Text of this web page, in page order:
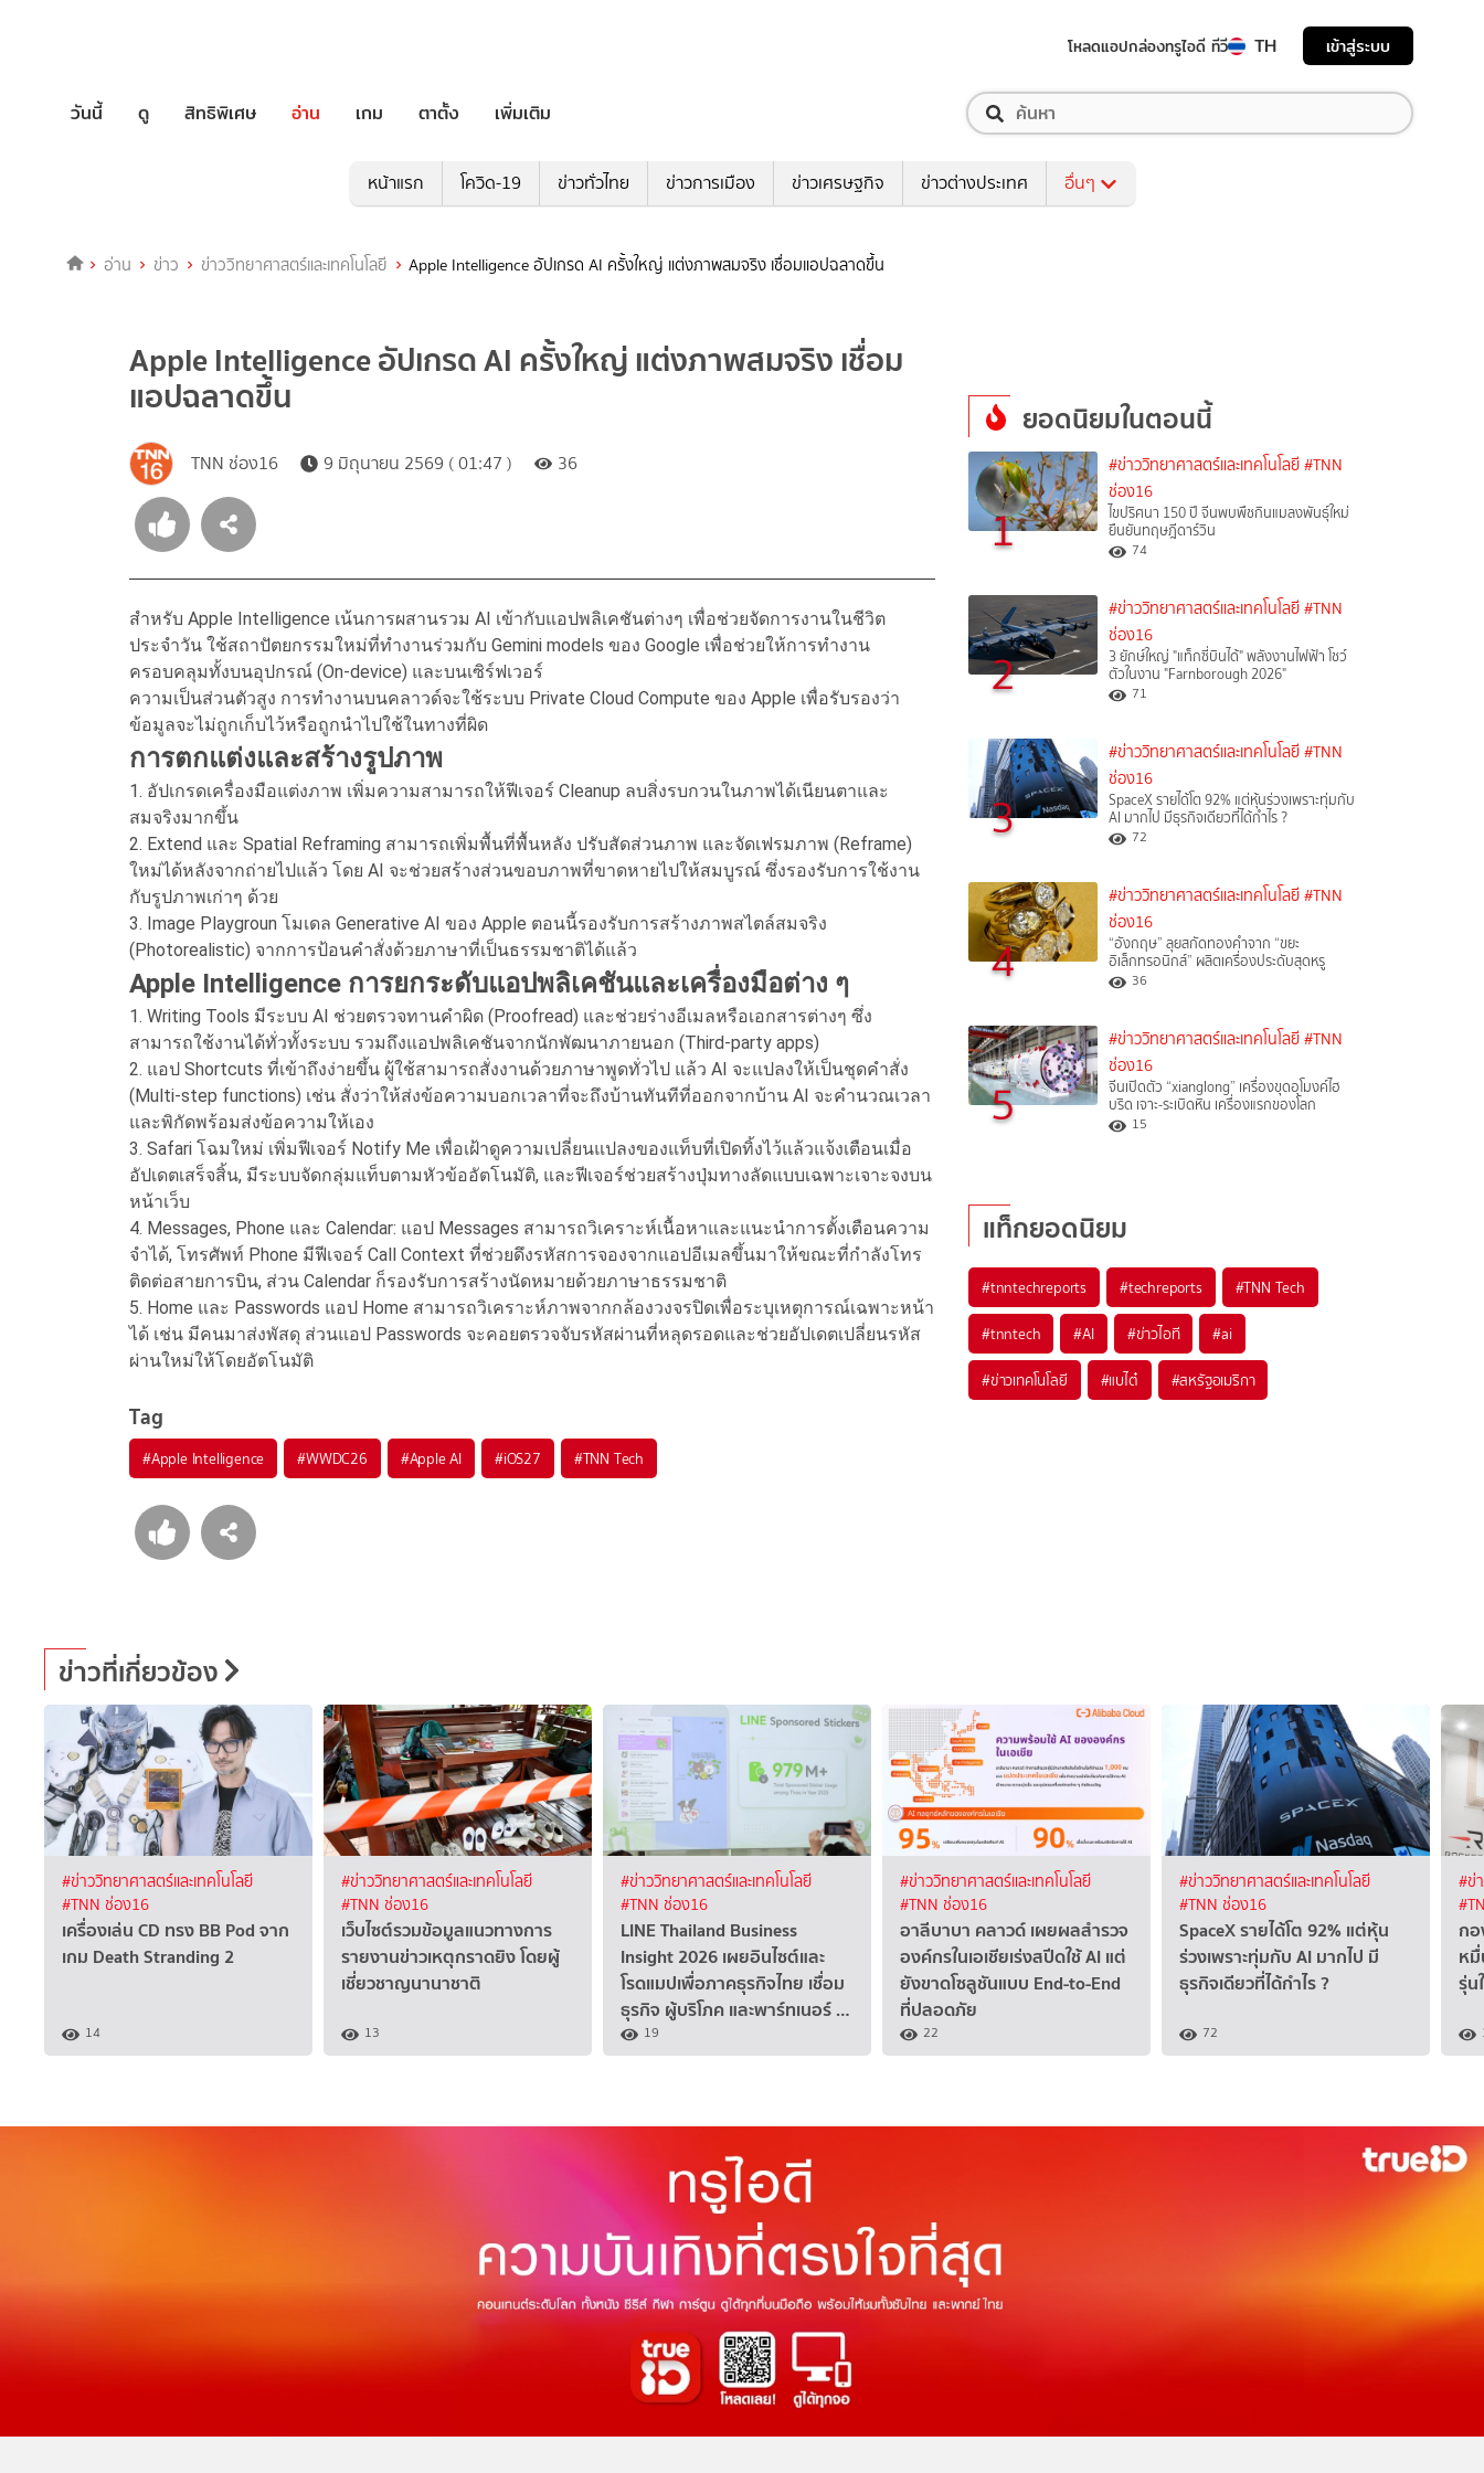
โหลดแอปกล่องทรูไอดี ทีวี TH เข้าสู่ระบบ
วันนี้ ดู สิทธิพิเศษ อ่าน เกม ตาตั้ง เพิ่มเติม
หน้าแรก โควิด-19 ข่าวทั่วไทย ข่าวการเมือง ข่าวเศรษฐกิจ ข่าวต่างประเทศ อื่นๆ
อ่าน ข่าว ข่าววิทยาศาสตร์และเทคโนโลยี Apple Intelligence อัปเกรด AI ครั้งใหญ่ แต่งภาพสมจริง เชื่อมแอปฉลาดขึ้น
Apple Intelligence อัปเกรด AI ครั้งใหญ่ แต่งภาพสมจริง เชื่อม
แอปฉลาดขึ้น
TNN ช่อง16 9 มิถุนายน 2569 ( 01:47 ) 36
สำหรับ Apple Intelligence เน้นการผสานรวม AI เข้ากับแอปพลิเคชันต่างๆ เพื่อช่วยจัดการงานในชีวิต
ประจำวัน ใช้สถาปัตยกรรมใหม่ที่ทำงานร่วมกับ Gemini models ของ Google เพื่อช่วยให้การทำงาน
ครอบคลุมทั้งบนอุปกรณ์ (On-device) และบนเซิร์ฟเวอร์
ความเป็นส่วนตัวสูง การทำงานบนคลาวด์จะใช้ระบบ Private Cloud Compute ของ Apple เพื่อรับรองว่า
ข้อมูลจะไม่ถูกเก็บไว้หรือถูกนำไปใช้ในทางที่ผิด
การตกแต่งและสร้างรูปภาพ
1. อัปเกรดเครื่องมือแต่งภาพ เพิ่มความสามารถให้ฟีเจอร์ Cleanup ลบสิ่งรบกวนในภาพได้เนียนตาและ
สมจริงมากขึ้น
2. Extend และ Spatial Reframing สามารถเพิ่มพื้นที่พื้นหลัง ปรับสัดส่วนภาพ และจัดเฟรมภาพ (Reframe)
ใหม่ได้หลังจากถ่ายไปแล้ว โดย AI จะช่วยสร้างส่วนขอบภาพที่ขาดหายไปให้สมบูรณ์ ซึ่งรองรับการใช้งาน
กับรูปภาพเก่าๆ ด้วย
3. Image Playgroun โมเดล Generative AI ของ Apple ตอนนี้รองรับการสร้างภาพสไตล์สมจริง
(Photorealistic) จากการป้อนคำสั่งด้วยภาษาที่เป็นธรรมชาติได้แล้ว
Apple Intelligence การยกระดับแอปพลิเคชันและเครื่องมือต่าง ๆ
1. Writing Tools มีระบบ AI ช่วยตรวจทานคำผิด (Proofread) และช่วยร่างอีเมลหรือเอกสารต่างๆ ซึ่ง
สามารถใช้งานได้ทั่วทั้งระบบ รวมถึงแอปพลิเคชันจากนักพัฒนาภายนอก (Third-party apps)
2. แอป Shortcuts ที่เข้าถึงง่ายขึ้น ผู้ใช้สามารถสั่งงานด้วยภาษาพูดทั่วไป แล้ว AI จะแปลงให้เป็นชุดคำสั่ง
(Multi-step functions) เช่น สั่งว่าให้ส่งข้อความบอกเวลาที่จะถึงบ้านทันทีที่ออกจากบ้าน AI จะคำนวณเวลา
และพิกัดพร้อมส่งข้อความให้เอง
3. Safari โฉมใหม่ เพิ่มฟีเจอร์ Notify Me เพื่อเฝ้าดูความเปลี่ยนแปลงของแท็บที่เปิดทิ้งไว้แล้วแจ้งเตือนเมื่อ
อัปเดตเสร็จสิ้น, มีระบบจัดกลุ่มแท็บตามหัวข้ออัตโนมัติ, และฟีเจอร์ช่วยสร้างปุ่มทางลัดแบบเฉพาะเจาะจงบน
หน้าเว็บ
4. Messages, Phone และ Calendar: แอป Messages สามารถวิเคราะห์เนื้อหาและแนะนำการตั้งเตือนความ
จำได้, โทรศัพท์ Phone มีฟีเจอร์ Call Context ที่ช่วยดึงรหัสการจองจากแอปอีเมลขึ้นมาให้ขณะที่กำลังโทร
ติดต่อสายการบิน, ส่วน Calendar ก็รองรับการสร้างนัดหมายด้วยภาษาธรรมชาติ
5. Home และ Passwords แอป Home สามารถวิเคราะห์ภาพจากกล้องวงจรปิดเพื่อระบุเหตุการณ์เฉพาะหน้า
ได้ เช่น มีคนมาส่งพัสดุ ส่วนแอป Passwords จะคอยตรวจจับรหัสผ่านที่หลุดรอดและช่วยอัปเดตเปลี่ยนรหัส
ผ่านใหม่ให้โดยอัตโนมัติ
Tag
#Apple Intelligence #WWDC26 #Apple AI #iOS27 #TNN Tech
ยอดนิยมในตอนนี้
1
#ข่าววิทยาศาสตร์และเทคโนโลยี #TNN
ช่อง16
ไขปริศนา 150 ปี จีนพบพืชกินแมลงพันธุ์ใหม่
ยืนยันทฤษฎีดาร์วิน
74
2
#ข่าววิทยาศาสตร์และเทคโนโลยี #TNN
ช่อง16
3 ยักษ์ใหญ่ "แท็กซี่บินได้" พลังงานไฟฟ้า โชว์
ตัวในงาน "Farnborough 2026"
71
3
#ข่าววิทยาศาสตร์และเทคโนโลยี #TNN
ช่อง16
SpaceX รายได้โต 92% แต่หุ้นร่วงเพราะทุ่มกับ
AI มากไป มีธุรกิจเดียวที่ได้กำไร ?
72
4
#ข่าววิทยาศาสตร์และเทคโนโลยี #TNN
ช่อง16
“อังกฤษ” ลุยสกัดทองคำจาก “ขยะ
อิเล็กทรอนิกส์” ผลิตเครื่องประดับสุดหรู
36
5
#ข่าววิทยาศาสตร์และเทคโนโลยี #TNN
ช่อง16
จีนเปิดตัว “xianglong” เครื่องขุดอุโมงค์ไฮ
บริด เจาะ-ระเบิดหิน เครื่องแรกของโลก
15
แท็กยอดนิยม
#tnntechreports #techreports #TNN Tech
#tnntech #AI #ข่าวไอที #ai
#ข่าวเทคโนโลยี #แบไต๋ #สหรัฐอเมริกา
ข่าวที่เกี่ยวข้อง
#ข่าววิทยาศาสตร์และเทคโนโลยี
#TNN ช่อง16
เครื่องเล่น CD ทรง BB Pod จาก
เกม Death Stranding 2
14
#ข่าววิทยาศาสตร์และเทคโนโลยี
#TNN ช่อง16
เว็บไซต์รวมข้อมูลแนวทางการ
รายงานข่าวเหตุกราดยิง โดยผู้
เชี่ยวชาญนานาชาติ
13
#ข่าววิทยาศาสตร์และเทคโนโลยี
#TNN ช่อง16
LINE Thailand Business
Insight 2026 เผยอินไซต์และ
โรดแมปเพื่อภาคธุรกิจไทย เชื่อม
ธุรกิจ ผู้บริโภค และพาร์ทเนอร์ …
19
#ข่าววิทยาศาสตร์และเทคโนโลยี
#TNN ช่อง16
อาลีบาบา คลาวด์ เผยผลสำรวจ
องค์กรในเอเชียเร่งสปีดใช้ AI แต่
ยังขาดโซลูชันแบบ End-to-End
ที่ปลอดภัย
22
#ข่าววิทยาศาสตร์และเทคโนโลยี
#TNN ช่อง16
SpaceX รายได้โต 92% แต่หุ้น
ร่วงเพราะทุ่มกับ AI มากไป มี
ธุรกิจเดียวที่ได้กำไร ?
72
#ข่
ก
ห
รุ่น